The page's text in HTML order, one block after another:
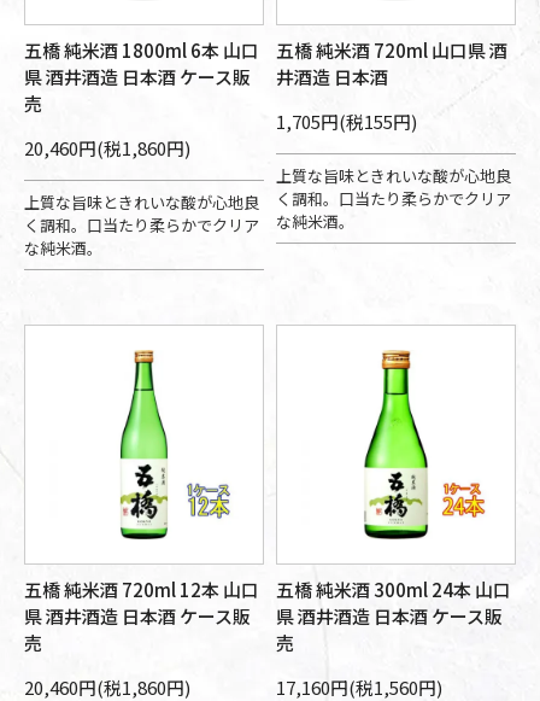
五橋 純米酒 1800ml 6本 山口
県 酒井酒造 日本酒 ケース販
売
20,460円(税1,860円)
上質な旨味ときれいな酸が心地良
く調和。口当たり柔らかでクリア
な純米酒。
五橋 純米酒 720ml 山口県 酒
井酒造 日本酒
1,705円(税155円)
上質な旨味ときれいな酸が心地良
く調和。口当たり柔らかでクリア
な純米酒。
五橋 純米酒 720ml 12本 山口
県 酒井酒造 日本酒 ケース販
売
20,460円(税1,860円)
五橋 純米酒 300ml 24本 山口
県 酒井酒造 日本酒 ケース販
売
17,160円(税1,560円)